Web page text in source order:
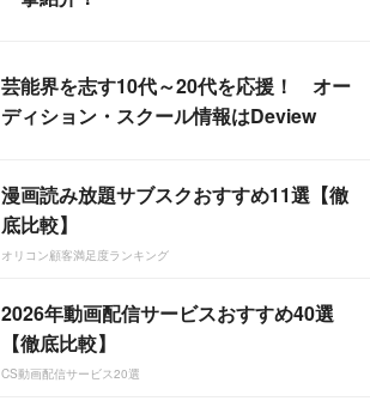
芸能界を志す10代～20代を応援！ オー
ディション・スクール情報はDeview
漫画読み放題サブスクおすすめ11選【徹
底比較】
オリコン顧客満足度ランキング
2026年動画配信サービスおすすめ40選
【徹底比較】
CS動画配信サービス20選